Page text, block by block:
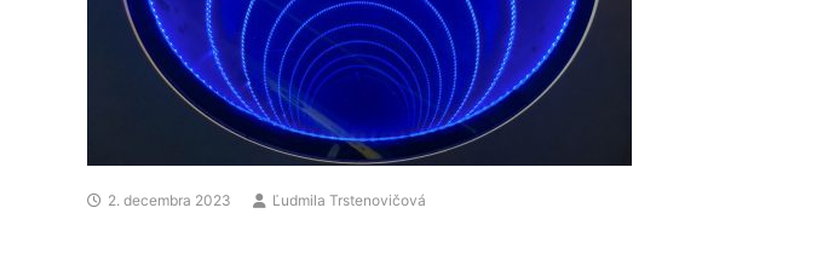
2. decembra 2023 Ľudmila Trstenovičová